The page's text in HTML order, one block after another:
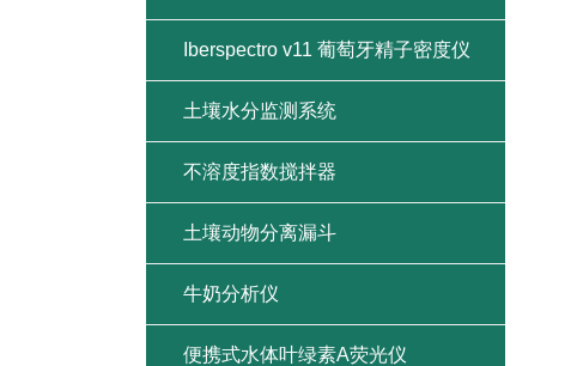
Iberspectro v11 葡萄牙精子密度仪
土壤水分监测系统
不溶度指数搅拌器
土壤动物分离漏斗
牛奶分析仪
便携式水体叶绿素A荧光仪